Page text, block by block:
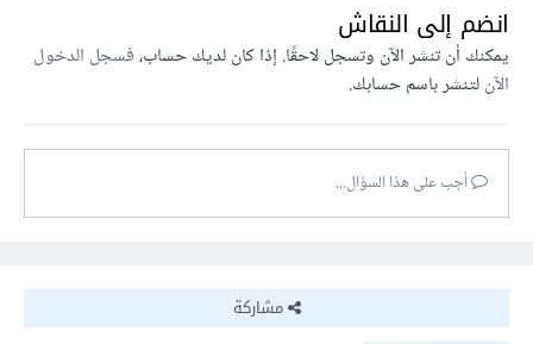
انضم إلى النقاش
يمكنك أن تنشر الآن وتسجل لاحقًا. إذا كان لديك حساب،فسجل الدخول
الآنلتنشر باسم حسابك.
أجب على هذا السؤال...
مشاركة